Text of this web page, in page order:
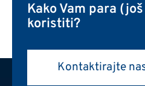
Kako Vam para
koristiti?
Kontaktirajte